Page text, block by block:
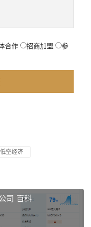
合作 招商加盟
参
空经济
司 百科